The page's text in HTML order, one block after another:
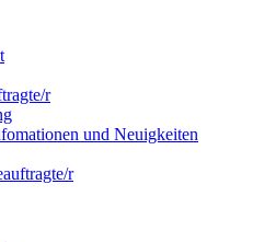
r
und Neuigkeiten
r